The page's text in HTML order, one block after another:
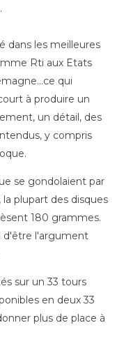
dans les meilleures
Rti aux Etats
qui
à produire un
un détail, des
y compris
se gondolaient par
plupart des disques
180 grammes.
d'être l'argument
sur un 33 tours
en deux 33
plus de place à